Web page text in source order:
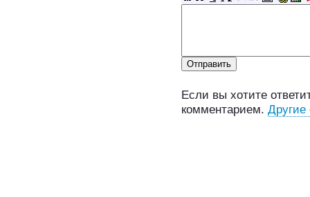
Если вы хотите
комментарием. Другие